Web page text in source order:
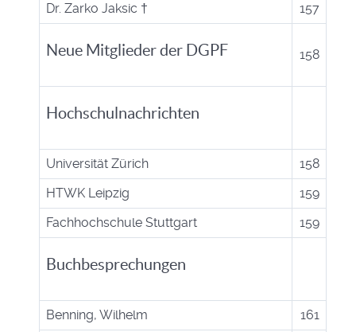
Dr. Zarko Jaksic † 157
Neue Mitglieder der DGPF 158
Hochschulnachrichten
Universität Zürich
158
HTWK Leipzig
159
Fachhochschule Stuttgart
159
Buchbesprechungen
Benning, Wilhelm
161